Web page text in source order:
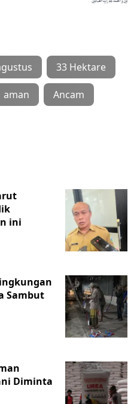
33 Hektare
aman Ancam
ini
Sambut
Diminta